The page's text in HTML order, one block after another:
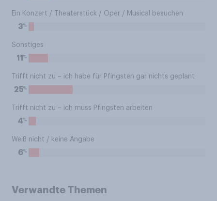
Ein Konzert / Theaterstück / Oper / Musical besuchen
3%
Sonstiges
11 %
Trifft nicht zu – ich habe für Pfingsten gar nichts geplant
25%
Trifft nicht zu – ich muss Pfingsten arbeiten
4%
Weiß nicht / keine Angabe
6%
Verwandte Themen